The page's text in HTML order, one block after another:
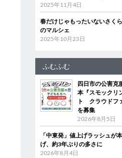
2025年11月4日
春だけじゃもったいないさく
のマルシェ
2025年10月23日
ふむふむ
四日市の公害克
本『スモックリ
ト クラウドフ
を募集
2026年8月5日
「中東発」値上げラッシュ
げ、約3年ぶりの多さに
2026年8月4日